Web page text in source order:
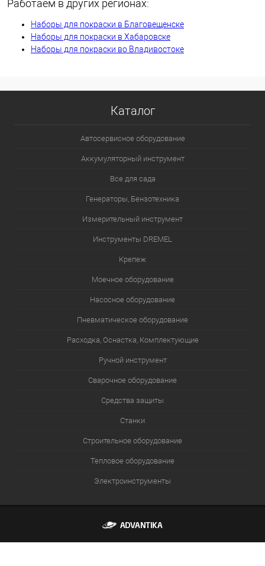
Работаем в других регионах:
Наборы для покраски в Благовещенске
Наборы для покраски в Хабаровске
Наборы для покраски во Владивостоке
Каталог
Автосервисное оборудование
Аккумуляторный инструмент
Все для сада
Генераторы, Бензотехника
Измерительный инструмент
Инструменты DREMEL
Крепеж
Моечное оборудование
Насосное оборудование
Пневматическое оборудование
Расходка, Оснастка, Комплектующие
Ручной инструмент
Сварочное оборудование
Средства защиты
Станки
Строительное оборудование
Тепловое оборудование
Электроинструменты